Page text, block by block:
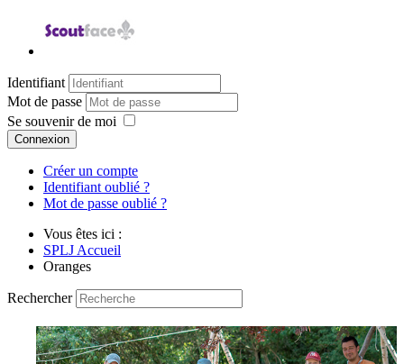
Identifiant
Mot de passe
Se souvenir de moi
Connexion
Créer un compte
Identifiant oublié ?
Mot de passe oublié ?
Vous êtes ici :
SPLJ Accueil
Oranges
Rechercher